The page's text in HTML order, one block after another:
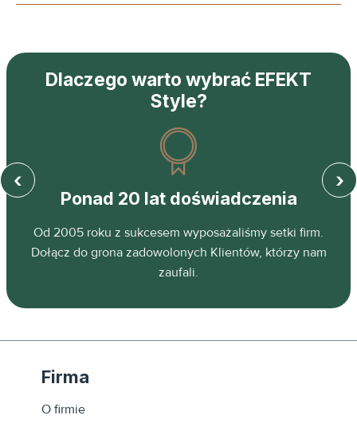
Dlaczego warto wybrać EFEKT
Style?
Ponad 20 lat doświadczenia
Od 2005 roku z sukcesem wyposażaliśmy setki firm.
Dołącz do grona zadowolonych Klientów, którzy nam
zaufali.
‹ ›
Firma
O firmie